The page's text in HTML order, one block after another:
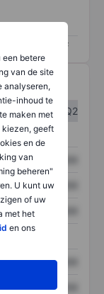
een betere
van de site
analyseren,
inhoud te
maken met
kiezen, geeft
en de
van
beheren"
U kunt uw
of uw
met het
en ons
Q2
XXXXXXX
XXXXXXX
XXXXXXX
XXXXXXX